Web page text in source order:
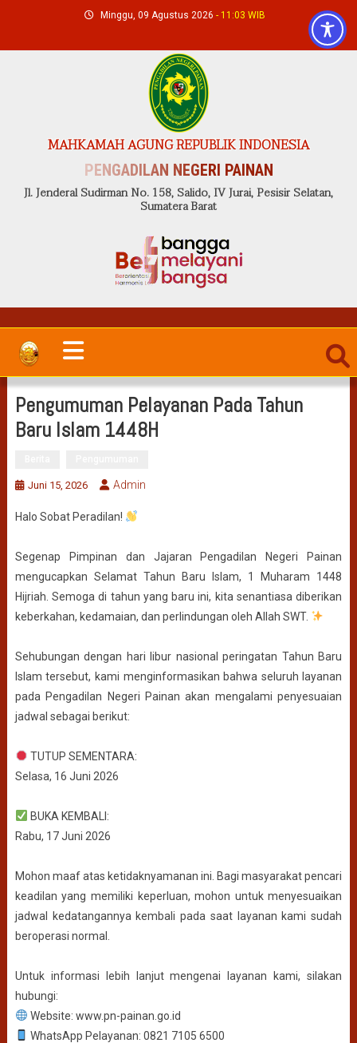
content
Minggu, 09 Agustus 2026 - 11:03 WIB
MAHKAMAH AGUNG REPUBLIK INDONESIA
PENGADILAN NEGERI PAINAN
Jl. Jenderal Sudirman No. 158, Salido, IV Jurai, Pesisir Selatan,
Sumatera Barat
Pengumuman Pelayanan Pada Tahun
Baru Islam 1448H
Juni 15, 2026 Admin
Halo Sobat Peradilan!
Segenap Pimpinan dan Jajaran Pengadilan Negeri Painan
mengucapkan Selamat Tahun Baru Islam, 1 Muharam 1448
Hijriah. Semoga di tahun yang baru ini, kita senantiasa diberikan
keberkahan, kedamaian, dan perlindungan oleh Allah SWT.
Sehubungan dengan hari libur nasional peringatan Tahun Baru
Islam tersebut, kami menginformasikan bahwa seluruh layanan
pada Pengadilan Negeri Painan akan mengalami penyesuaian
jadwal sebagai berikut:
TUTUP SEMENTARA:
Selasa, 16 Juni 2026
BUKA KEMBALI:
Rabu, 17 Juni 2026
Mohon maaf atas ketidaknyamanan ini. Bagi masyarakat pencari
keadilan yang memiliki keperluan, mohon untuk menyesuaikan
jadwal kedatangannya kembali pada saat layanan kami sudah
beroperasi normal.
Untuk informasi lebih lanjut mengenai layanan kami, silakan
hubungi:
Website: www.pn-painan.go.id
WhatsApp Pelayanan: 0821 7105 6500